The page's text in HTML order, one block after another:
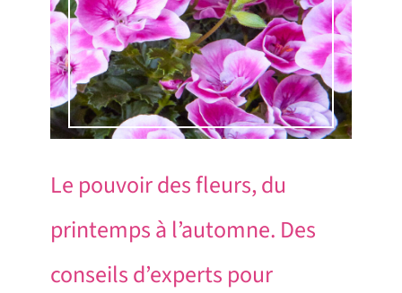
Le pouvoir des fleurs, du
printemps à l’automne. Des
conseils d’experts pour